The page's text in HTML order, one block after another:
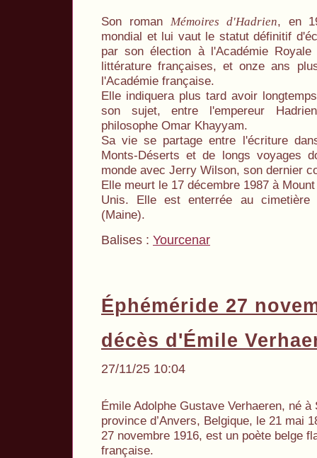
Son roman Mémoires d'Hadrien, en
mondial et lui vaut le statut définitif
par son élection à l'Académie
littérature françaises, et onze ans
l'Académie française.
Elle indiquera plus tard avoir
son sujet, entre l'empereur
philosophe Omar Khayyam.
Sa vie se partage entre l'écriture
Monts-Déserts et de longs voyages
monde avec Jerry Wilson, son dernier
Elle meurt le 17 décembre 1987 à
Unis. Elle est enterrée au cimetière
(Maine).
Balises : Yourcenar
Éphéméride 27
décès d'Émile
27/11/25 10:04
Émile Adolphe Gustave Verhaeren, né
province d’Anvers, Belgique, le 21 mai
27 novembre 1916, est un poète belge
française.